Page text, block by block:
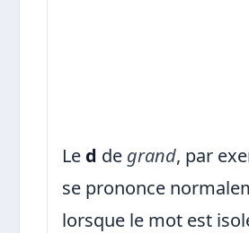
Le d de grand, par
se prononce
lorsque le mot est